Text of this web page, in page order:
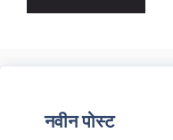
नवीन पोस्ट